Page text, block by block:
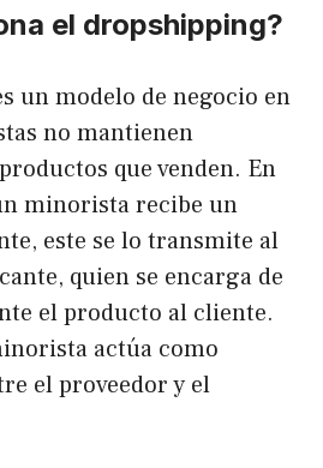
el dropshipping?
un modelo de negocio en
no mantienen
que venden. En
minorista recibe un
este se lo transmite al
quien se encarga de
el producto al cliente.
actúa como
el proveedor y el